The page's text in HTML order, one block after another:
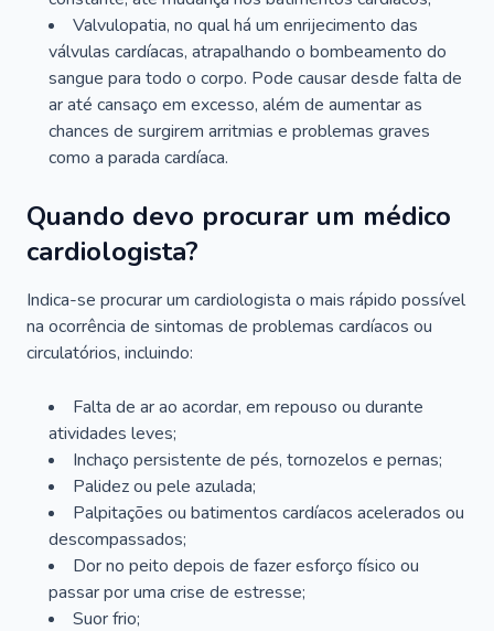
Valvulopatia, no qual há um enrijecimento das
válvulas cardíacas, atrapalhando o bombeamento do
sangue para todo o corpo. Pode causar desde falta de
ar até cansaço em excesso, além de aumentar as
chances de surgirem arritmias e problemas graves
como a parada cardíaca.
Quando devo procurar um médico
cardiologista?
Indica-se procurar um cardiologista o mais rápido possível
na ocorrência de sintomas de problemas cardíacos ou
circulatórios, incluindo:
Falta de ar ao acordar, em repouso ou durante
atividades leves;
Inchaço persistente de pés, tornozelos e pernas;
Palidez ou pele azulada;
Palpitações ou batimentos cardíacos acelerados ou
descompassados;
Dor no peito depois de fazer esforço físico ou
passar por uma crise de estresse;
Suor frio;